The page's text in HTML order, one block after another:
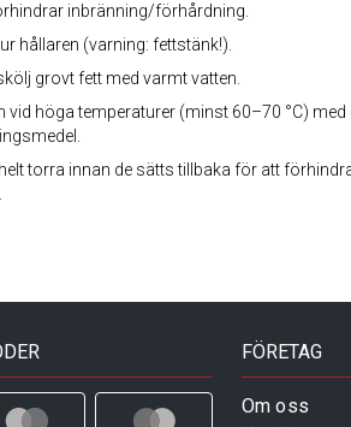
inbränning/förhårdning.
hållaren (varning: fettstänk!).
grovt fett med varmt vatten.
vid höga temperaturer (minst 60–70 °C) med
torra innan de sätts tillbaka för att
FÖRETAG
Om oss